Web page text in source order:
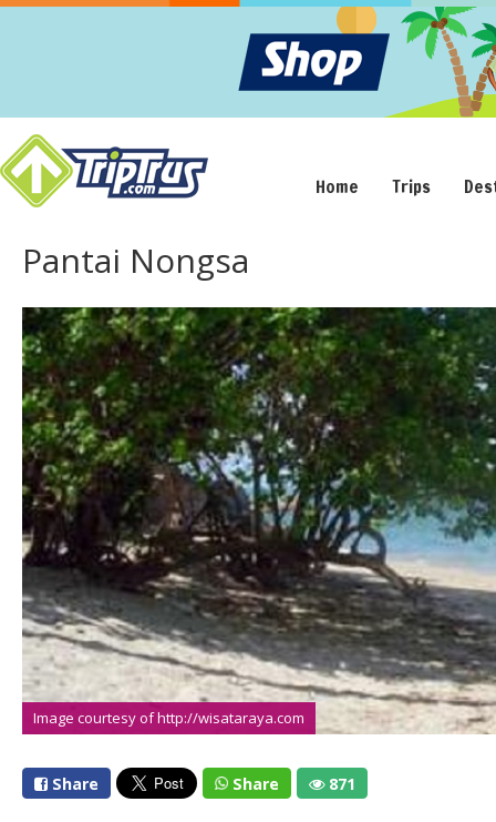
Home Trips
Pantai Nongsa
Image courtesy of http://wisataraya.com
Share Share 871